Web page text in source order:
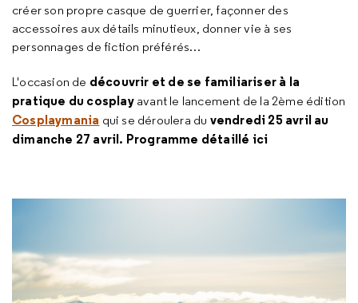
créer son propre casque de guerrier, façonner des
accessoires aux détails minutieux, donner vie à ses
personnages de fiction préférés…
L'occasion de découvrir et de se familiariser à la
pratique du cosplayavant le lancement de la 2ème édition
Cosplaymania qui se déroulera du vendredi 25 avril au
dimanche 27 avril. Programme détaillé ici